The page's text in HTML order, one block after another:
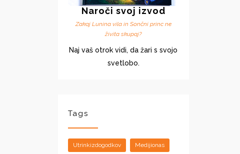
Naroči svoj izvod
Zakaj Lunina vila in Sončni princ ne
živita skupaj?
Naj vaš otrok vidi, da žari s svojo
svetlobo.
Tags
Utrinkizdogodkov Medijionas